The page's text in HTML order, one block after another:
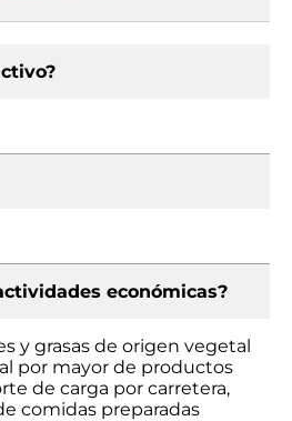
económicas?
y grasas de origen vegetal
por mayor de productos
de carga por carretera,
comidas preparadas